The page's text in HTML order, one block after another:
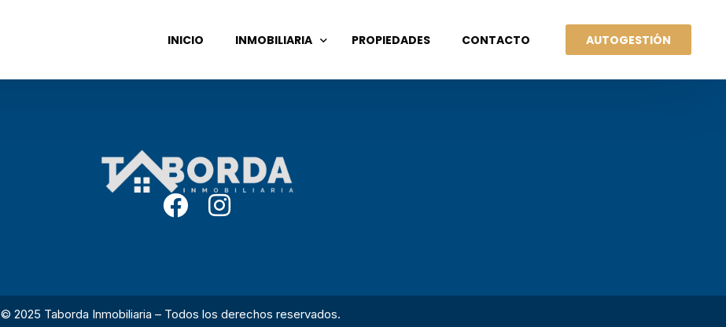
INICIO INMOBILIARIA
ADMINISTRACIÓN DE ALQUILERES
VENTA DE PROPIEDADES
PROPIEDADES CONTACTO AUTOGESTIÓN
© 2025 Taborda Inmobiliaria – Todos los derechos reservados.